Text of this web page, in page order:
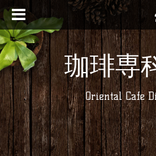
珈琲専
Oriental Cafe